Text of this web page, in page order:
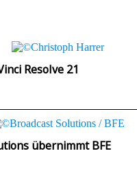
Resolve 21
übernimmt BFE